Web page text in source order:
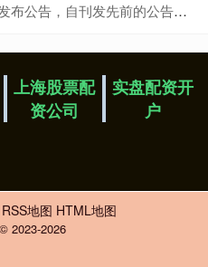
，集团成员公司再进一步认购中信银行提供的金融产品
上海股票配
资公司
实盘配资开
户
RSS地图 HTML地图
© 2023-2026